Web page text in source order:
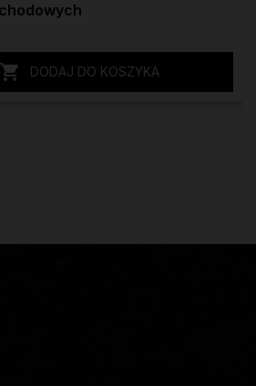
 DODAJ DO KOSZYKA